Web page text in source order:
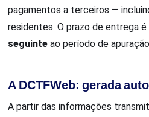
pagamentos a terceiros —
residentes. O prazo de entrega
seguinte ao período de
A DCTFWeb: gerada
A partir das informações